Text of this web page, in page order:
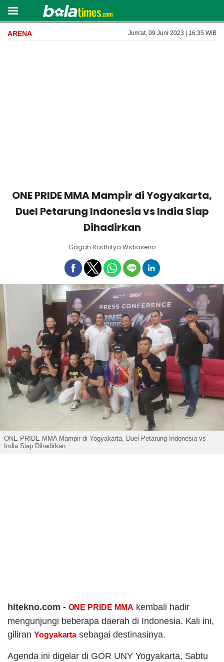
ARENA Jum'at, 09 Juni 2023 | 16:35 WIB
ONE PRIDE MMA Mampir di Yogyakarta,
Duel Petarung Indonesia vs India Siap
Dihadirkan
Gagah Radhitya Widiaseno
ONE PRIDE MMA Mampir di Yogyakarta, Duel Petarung Indonesia vs
India Siap Dihadirkan
hitekno.com - ONE PRIDE MMA kembali hadir
mengunjungi beberapa daerah di Indonesia. Kali ini,
giliran Yogyakarta sebagai destinasinya.
Agenda ini digelar di GOR UNY Yogyakarta, Sabtu